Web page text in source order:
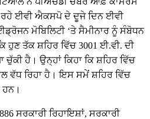
ਈਵੀ ਐਕਸਪੋ ਦੇ ਦੂਜੇ ਦਿਨ ਈਵੀ
ਮੋਬਿਲਿਟੀ ‘ਤੇ ਸੈਮੀਨਾਰ ਨੂੰ ਸੰਬੋਧਨ
ਹੁਣ ਤੱਕ ਸ਼ਹਿਰ ਵਿੱਚ 3001 ਈ.ਵੀ. ਦੀ
ਚੁੱਕੀ ਹੈ। ਉਨ੍ਹਾਂ ਕਿਹਾ ਕਿ ਸ਼ਹਿਰ ਵਿੱਚ
ਵੱਧ ਰਿਹਾ ਹੈ। ਇਸ ਸਮੇਂ ਸ਼ਹਿਰ ਵਿੱਚ
ਹਨ।
ਸਰਕਾਰੀ ਰਿਹਾਇਸ਼ਾਂ, ਸਰਕਾਰੀ